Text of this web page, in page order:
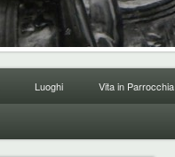
Luoghi Vita in Parrocchia